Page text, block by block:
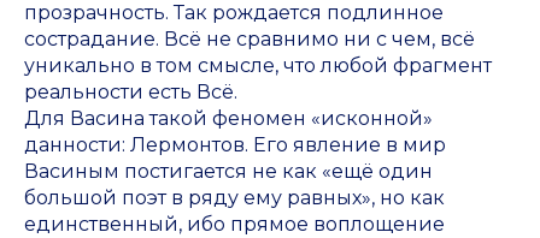
прозрачность. Так рождается подлинное
сострадание. Всё не сравнимо ни с чем, всё
уникально в том смысле, что любой фрагмент
реальности есть Всё.
Для Васина такой феномен «исконной»
данности: Лермонтов. Его явление в мир
Васиным постигается не как «ещё один
большой поэт в ряду ему равных», но как
единственный, ибо прямое воплощение